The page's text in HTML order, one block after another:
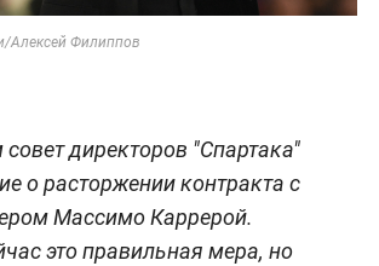
Алексей Филиппов
совет директоров "Спартака"
о расторжении контракта с
Массимо Каррерой.
это правильная мера, но